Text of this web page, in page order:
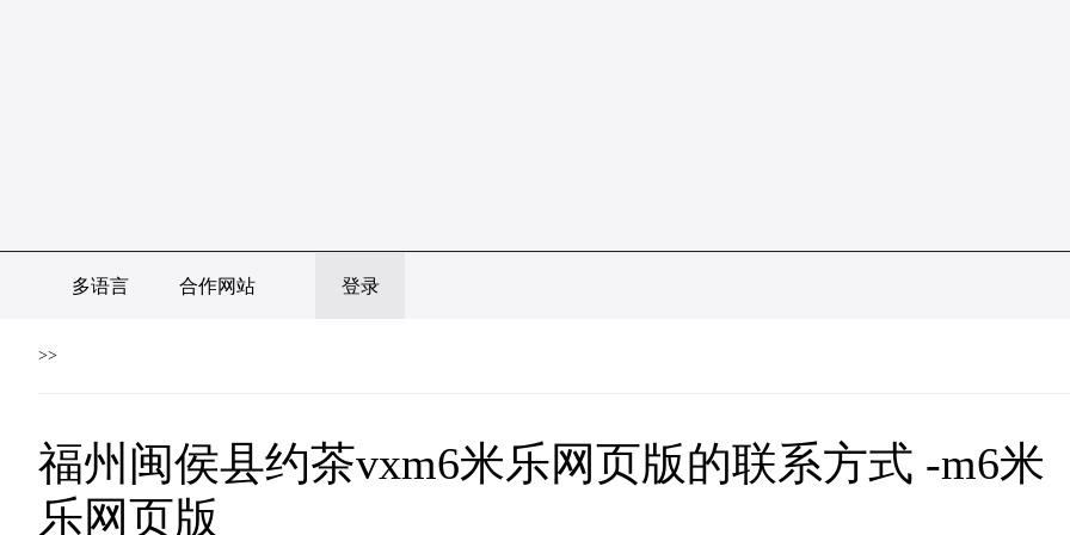
多语言 合作网站 登录
>>
福州闽侯县约茶vxm6米乐网页版的联系方式 -m6米
乐网页版